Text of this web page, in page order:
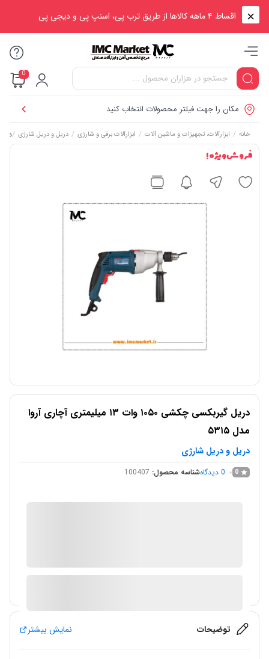
اقساط ۴ ماهه کالاها از طریق ترب پی، اسنپ پی و دیجی پی
0
مکان را جهت فیلتر محصولات انتخاب کنید
خانه / ابزارآلات، تجهیزات و ماشین آلات / ابزارآلات برقی و شارژی / دریل و دریل شارژی /دریل
فروش ویژه !
دریل گیربکسی چکشی ۱۰۵۰ وات ۱۳ میلیمتری آچاری آروا
مدل ۵۳۱۵
دریل و دریل شارژی
0
0 دیدگاهشناسه محصول: 100407
توضیحات نمایش بیشتر